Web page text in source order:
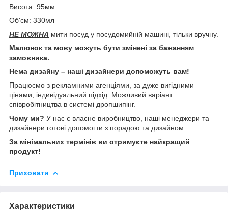
Висота: 95мм
Об'єм: 330мл
НЕ МОЖНА мити посуд у посудомийній машині, тільки вручну.
Малюнок та мову можуть бути змінені за бажанням
замовника.
Нема дизайну – наші дизайнери допоможуть вам!
Працюємо з рекламними агенціями, за дуже вигідними
цінами, індивідуальний підхід. Можливий варіант
співробітництва в системі дропшипінг.
Чому ми? У нас є власне виробництво, наші менеджери та
дизайнери готові допомогти з порадою та дизайном.
За мінімальних термінів ви отримуєте найкращий
продукт!
Приховати
Характеристики